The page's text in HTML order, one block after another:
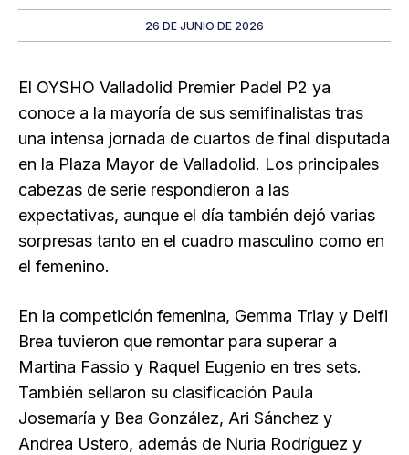
26 DE JUNIO DE 2026
El OYSHO Valladolid Premier Padel P2 ya
conoce a la mayoría de sus semifinalistas tras
una intensa jornada de cuartos de final disputada
en la Plaza Mayor de Valladolid. Los principales
cabezas de serie respondieron a las
expectativas, aunque el día también dejó varias
sorpresas tanto en el cuadro masculino como en
el femenino.
En la competición femenina, Gemma Triay y Delfi
Brea tuvieron que remontar para superar a
Martina Fassio y Raquel Eugenio en tres sets.
También sellaron su clasificación Paula
Josemaría y Bea González, Ari Sánchez y
Andrea Ustero, además de Nuria Rodríguez y